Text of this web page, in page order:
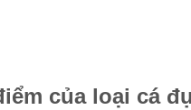
của loại cá